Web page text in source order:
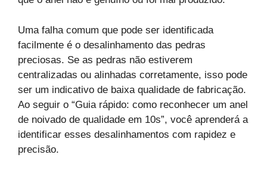
Uma falha comum que pode ser identificada
facilmente é o desalinhamento das pedras
preciosas. Se as pedras não estiverem
centralizadas ou alinhadas corretamente, isso pode
ser um indicativo de baixa qualidade de fabricação.
Ao seguir o “Guia rápido: como reconhecer um anel
de noivado de qualidade em 10s”, você aprenderá a
identificar esses desalinhamentos com rapidez e
precisão.